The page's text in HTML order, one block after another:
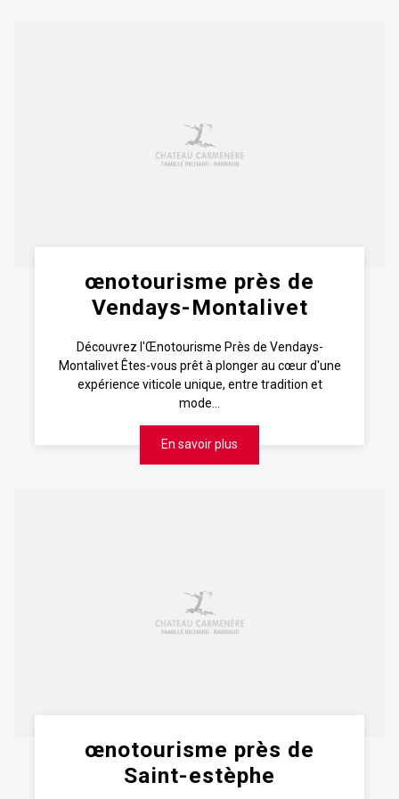
œnotourisme près de
Vendays-Montalivet
Découvrez l'Œnotourisme Près de Vendays-
Montalivet Êtes-vous prêt à plonger au cœur d'une
expérience viticole unique, entre tradition et
mode...
En savoir plus
œnotourisme près de
Saint-estèphe